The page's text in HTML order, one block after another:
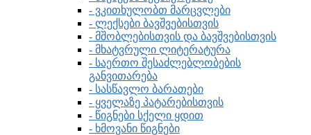
- ვკითხულობთ მარცვლები
- ლექსები ბავშვებისთვის
- მშობლებისთვის და ბავშვებისთვის
- მხატვრული ლიტერატურა
- საერთო შესაძლებლობების
განვითარება
- სასწავლო ბარათები
- ყველაზე პატარებისთვის
- წიგნები სქელი ყდით
- ხმოვანი წიგნები